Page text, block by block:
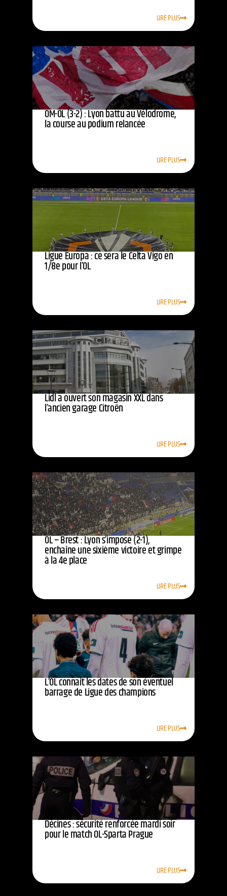
LIRE PLUS
OM-OL (3-2) : Lyon battu au Vélodrome,
la course au podium relancée
LIRE PLUS
Ligue Europa : ce sera le Celta Vigo en
1/8e pour l’OL
LIRE PLUS
Lidl a ouvert son magasin XXL dans
l’ancien garage Citroën
LIRE PLUS
OL – Brest : Lyon s’impose (2-1),
enchaîne une sixième victoire et grimpe
à la 4e place
LIRE PLUS
L’OL connaît les dates de son éventuel
barrage de Ligue des champions
LIRE PLUS
Décines : sécurité renforcée mardi soir
pour le match OL-Sparta Prague
LIRE PLUS